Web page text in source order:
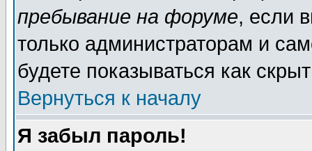
пребывание на форуме, если
только администраторам и
будете показываться как
Вернуться к началу
Я забыл пароль!